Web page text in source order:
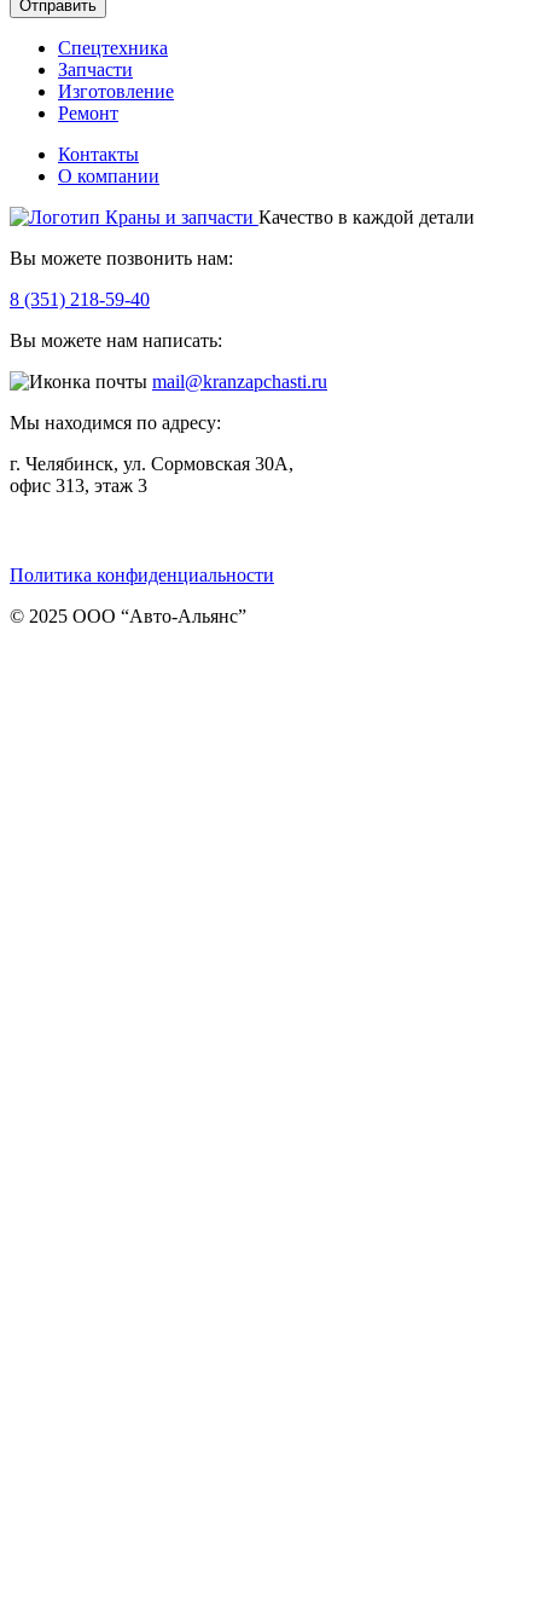
Отправить
Спецтехника
Запчасти
Изготовление
Ремонт
Контакты
О компании
Качество в каждой детали
Вы можете позвонить нам:
8 (351) 218-59-40
Вы можете нам написать:
mail@kranzapchasti.ru
Мы находимся по адресу:
г. Челябинск, ул. Сормовская 30А,
офис 313, этаж 3
Политика конфиденциальности
© 2025 ООО “Авто-Альянс”